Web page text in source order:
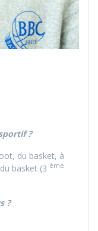
?
du basket, à
basket (3 ème
?